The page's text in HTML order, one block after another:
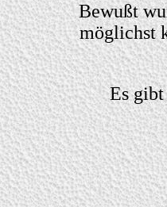
Bewußt
möglichst
Es